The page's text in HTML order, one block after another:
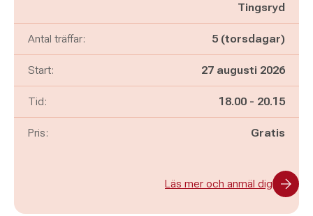
Tingsryd
Antal träffar: 5 (torsdagar)
Start: 27 augusti 2026
Tid: Pågår mellan
18.00 - och
20.15
Pris: Gratis
Läs mer och anmäl dig